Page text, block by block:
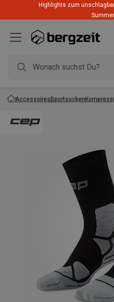
Highlights zum
AccessoiresSportsocken